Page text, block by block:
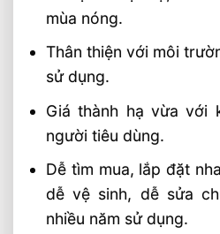
mùa nóng.
Thân thiện với môi
sử dụng.
Giá thành hạ vừa với
người tiêu dùng.
Dễ tìm mua, lắp đặt
dễ vệ sinh, dễ sửa
nhiều năm sử dụng.